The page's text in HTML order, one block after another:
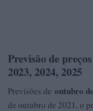
Previsão de
2023, 2024, 2025
Previsões de outubro
de outubro de 2021, o